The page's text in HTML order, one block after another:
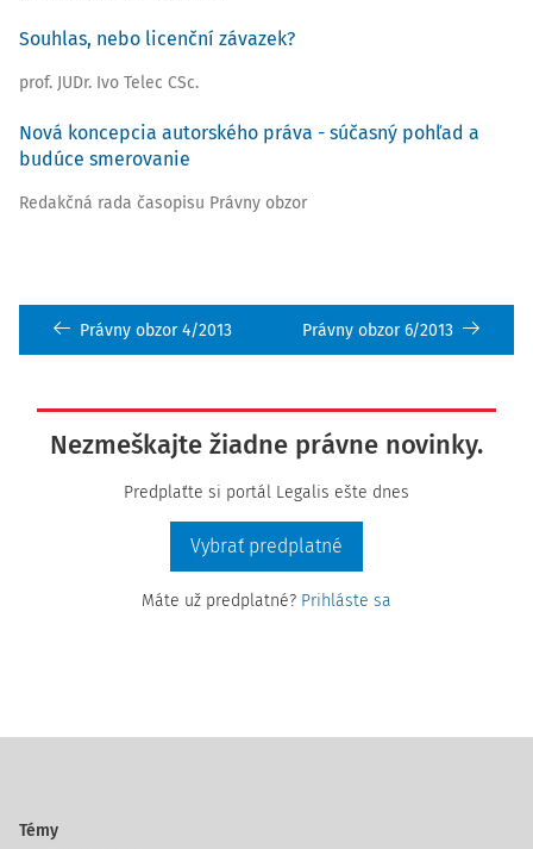
Souhlas, nebo licenční závazek?
prof. JUDr. Ivo Telec CSc.
Nová koncepcia autorského práva - súčasný pohľad a
budúce smerovanie
Redakčná rada časopisu Právny obzor
Právny obzor 4/2013 Právny obzor 6/2013
Nezmeškajte žiadne právne novinky.
Predplaťte si portál Legalis ešte dnes
Vybrať predplatné
Máte už predplatné? Prihláste sa
Témy